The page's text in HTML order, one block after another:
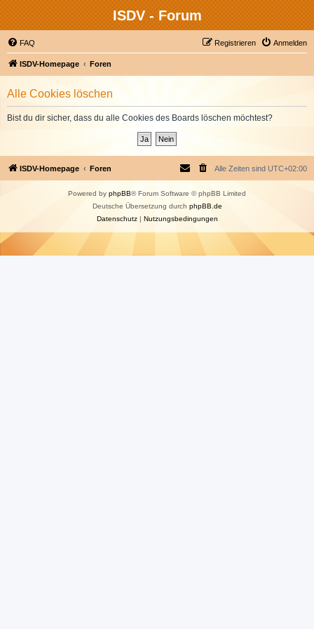
ISDV - Forum
FAQ Anmelden
Registrieren
ISDV-Homepage Foren
Alle Cookies löschen
Bist du dir sicher, dass du alle Cookies des Boards löschen möchtest?
ISDV-Homepage Foren Alle Zeiten sind UTC+02:00
Powered by phpBB® Forum Software © phpBB Limited
Deutsche Übersetzung durch phpBB.de
Datenschutz| Nutzungsbedingungen